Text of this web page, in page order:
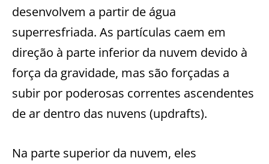
desenvolvem a partir de água
superresfriada. As partículas caem em
direção à parte inferior da nuvem devido à
força da gravidade, mas são forçadas a
subir por poderosas correntes ascendentes
de ar dentro das nuvens (updrafts).
Na parte superior da nuvem, eles